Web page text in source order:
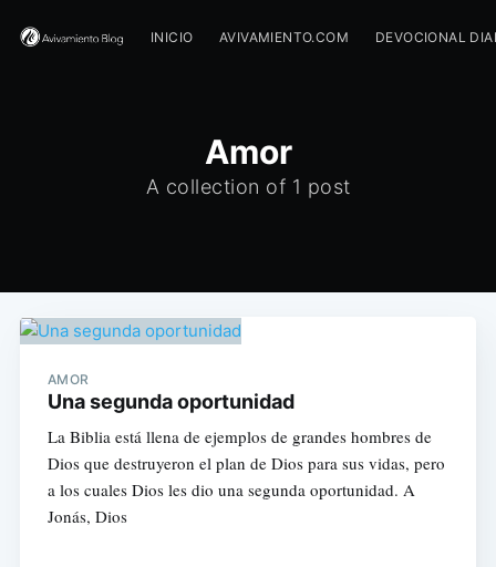
INICIO AVIVAMIENTO.COM DEVOCIONAL
Amor
A collection of 1 post
AMOR
Una segunda oportunidad
La Biblia está llena de ejemplos de grandes hombres de
Dios que destruyeron el plan de Dios para sus vidas, pero
a los cuales Dios les dio una segunda oportunidad. A
Jonás, Dios